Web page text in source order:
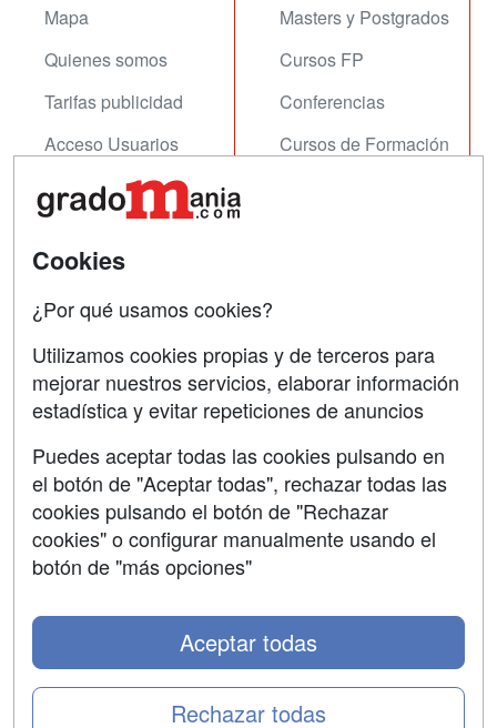
Mapa
Quienes somos
Tarifas publicidad
Acceso Usuarios
Acceso Centros
Masters y Postgrados
Cursos FP
Conferencias
Cursos de Formación
Contactar
Copyleft
Grupo formazion:
Cookies
¿Por qué usamos cookies?
Utilizamos cookies propias y de terceros para
mejorar nuestros servicios, elaborar información
estadística y evitar repeticiones de anuncios
Puedes aceptar todas las cookies pulsando en
el botón de "Aceptar todas", rechazar todas las
cookies pulsando el botón de "Rechazar
cookies" o configurar manualmente usando el
botón de "más opciones"
Rechazar todas
Aceptar todas